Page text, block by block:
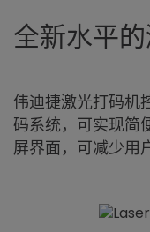
全新水平
伟迪捷激光打码机
码系统，可实现简
屏界面，可减少用